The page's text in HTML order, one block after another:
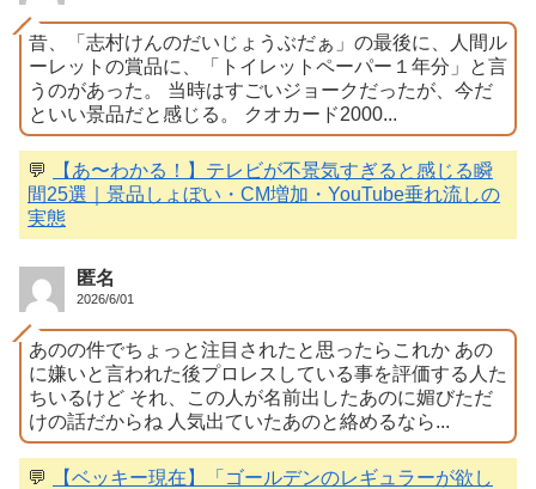
昔、「志村けんのだいじょうぶだぁ」の最後に、人間ル
ーレットの賞品に、「トイレットペーパー１年分」と言
うのがあった。 当時はすごいジョークだったが、今だ
といい景品だと感じる。 クオカード2000...
💬
【あ〜わかる！】テレビが不景気すぎると感じる瞬
間25選｜景品しょぼい・CM増加・YouTube垂れ流しの
実態
匿名
2026/6/01
あのの件でちょっと注目されたと思ったらこれか あの
に嫌いと言われた後プロレスしている事を評価する人た
ちいるけど それ、この人が名前出したあのに媚びただ
けの話だからね 人気出ていたあのと絡めるなら...
💬
【ベッキー現在】「ゴールデンのレギュラーが欲し